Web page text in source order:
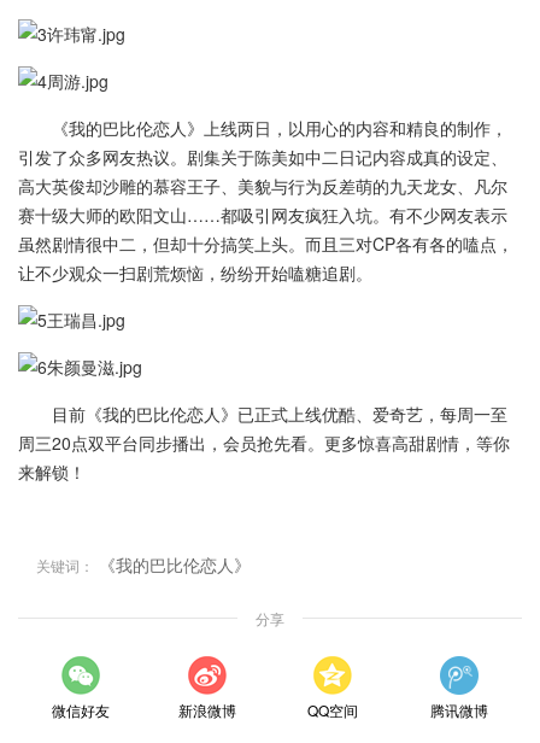
《我的巴比伦恋人》上线两日，以用心的内容和精良的制作，
引发了众多网友热议。剧集关于陈美如中二日记内容成真的设定、
高大英俊却沙雕的慕容王子、美貌与行为反差萌的九天龙女、凡尔
赛十级大师的欧阳文山……都吸引网友疯狂入坑。有不少网友表示
虽然剧情很中二，但却十分搞笑上头。而且三对CP各有各的嗑点，
让不少观众一扫剧荒烦恼，纷纷开始嗑糖追剧。
目前《我的巴比伦恋人》已正式上线优酷、爱奇艺，每周一至
周三20点双平台同步播出，会员抢先看。更多惊喜高甜剧情，等你
来解锁！
关键词： 《我的巴比伦恋人》
分享
微信好友 新浪微博 QQ空间 腾讯微博